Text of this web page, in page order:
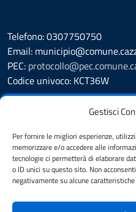
Gestisci
Per fornire le migliori esperienze,
memorizzare e/o accedere alle
tecnologie ci permetterà di elaborare
o ID unici su questo sito. Non
negativamente su alcune
Telefono: 0307750750
Email:
PEC:
Codice univoco: KCT36W
Segnalazione disservizio
Richiesta Assistenza
Amministrazione Trasparente
Albo Pretorio
Cookie Policy
Dichiarazione di accessibilità